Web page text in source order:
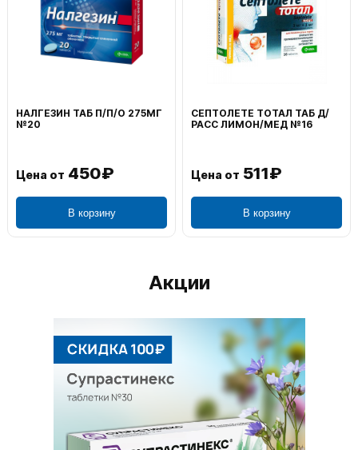
НАЛГЕЗИН ТАБ П/П/О 275МГ
№20
Цена от 450₽
В корзину
СЕПТОЛЕТЕ ТОТАЛ ТАБ Д/
РАСС ЛИМОН/МЕД №16
Цена от 511₽
В корзину
Акции